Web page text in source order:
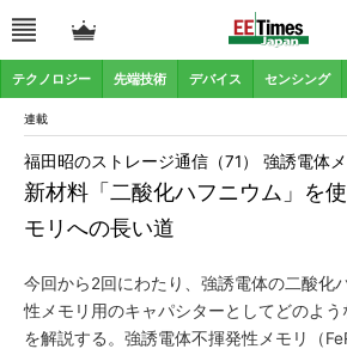
テクノロジー 先端技術 デバイス センシング
連載
新材料「二酸化ハフニウム」を
モリへの長い道
福田昭のストレージ通信（71） 強誘電体メ
今回から2回にわたり、強誘電体の二酸化
性メモリ用のキャパシターとしてどのよ
を解説する。強誘電体不揮発性メモリ（